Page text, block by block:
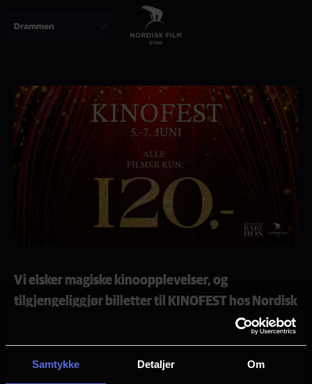
Samtykke Detaljer Om
Vi elsker magiske kinoopplevelser, og
tilgjengeliggjør billetter til KINOFEST hos Nordisk
Finn ditt neste magiske kinobesøk i listen